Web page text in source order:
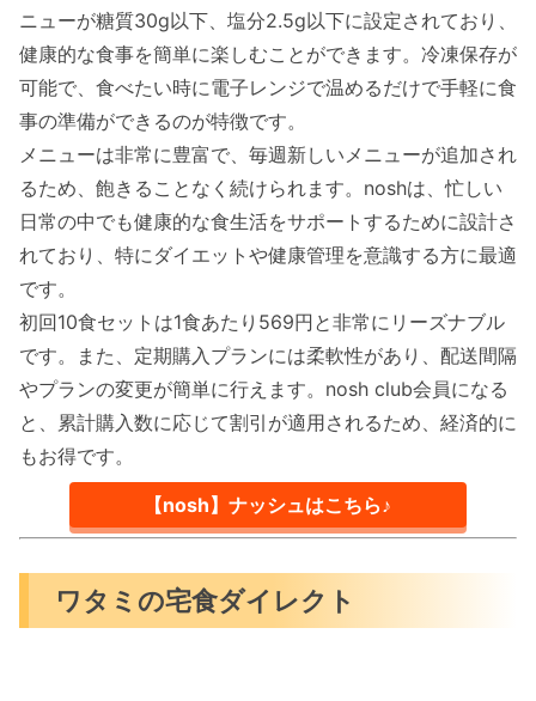
ニューが糖質30g以下、塩分2.5g以下に設定されており、
健康的な食事を簡単に楽しむことができます。冷凍保存が
可能で、食べたい時に電子レンジで温めるだけで手軽に食
事の準備ができるのが特徴です。
メニューは非常に豊富で、毎週新しいメニューが追加され
るため、飽きることなく続けられます。noshは、忙しい
日常の中でも健康的な食生活をサポートするために設計さ
れており、特にダイエットや健康管理を意識する方に最適
です。
初回10食セットは1食あたり569円と非常にリーズナブル
です。また、定期購入プランには柔軟性があり、配送間隔
やプランの変更が簡単に行えます。nosh club会員になる
と、累計購入数に応じて割引が適用されるため、経済的に
もお得です。
【nosh】ナッシュはこちら♪
ワタミの宅食ダイレクト